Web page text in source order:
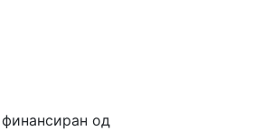
од